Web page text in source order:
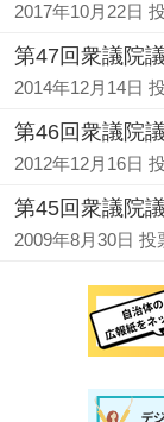
2017年10月22日
第47回衆議院
2014年12月14日
第46回衆議院
2012年12月16日
第45回衆議院
2009年8月30日 投